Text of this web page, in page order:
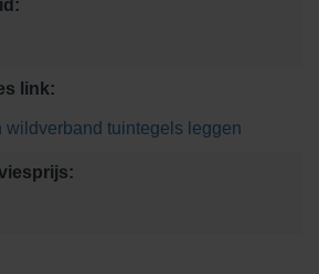
link:
wildverband tuintegels leggen